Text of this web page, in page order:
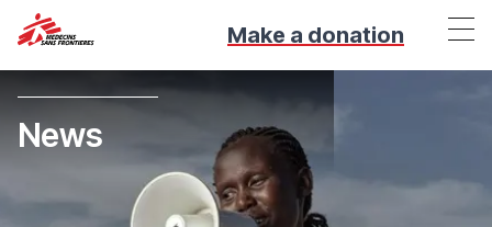
Make a donation
News